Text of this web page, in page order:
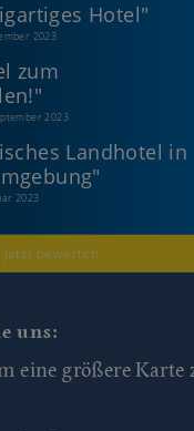
Hotel"
2023
zum
"
2023
Landhotel in
"
2023
Jetzt bewerten
uns: